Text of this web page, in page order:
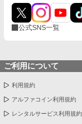
公式SNS一覧
ご利用について
利用規約
アルファコイン利用規約
レンタルサービス利用規約